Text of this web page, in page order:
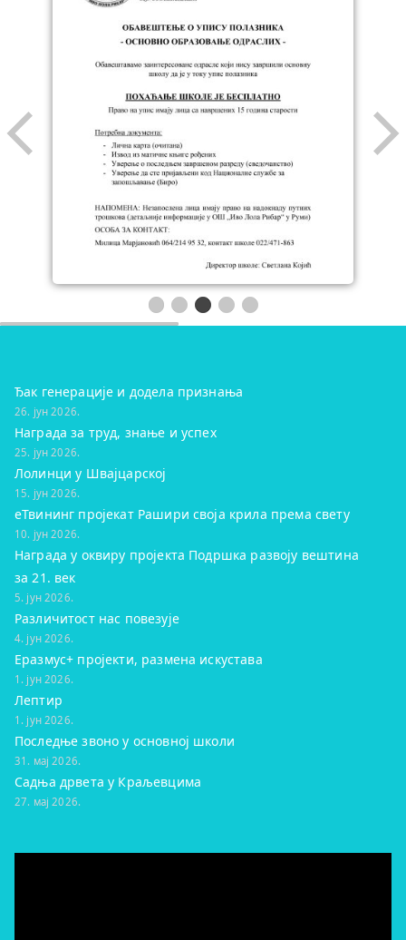
Ђак генерације и додела признања
26. јун 2026.
Награда за труд, знање и успех
25. јун 2026.
Лолинци у Швајцарској
15. јун 2026.
eТвининг пројекат Рашири своја крила према свету
10. јун 2026.
Награда у оквиру пројекта Подршка развоју вештина
за 21. век
5. јун 2026.
Различитост нас повезује
4. јун 2026.
Еразмус+ пројекти, размена искустава
1. јун 2026.
Лептир
1. јун 2026.
Последње звоно у основној школи
31. мај 2026.
Садња дрвета у Краљевцима
27. мај 2026.